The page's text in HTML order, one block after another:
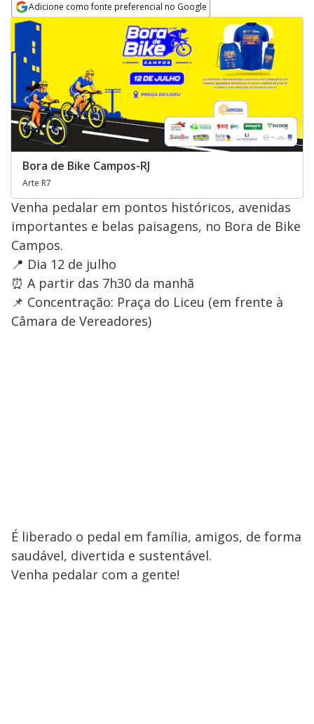
Adicione como fonte preferencial no Google
Opens in new window
Bora de Bike Campos-RJ
Arte R7
Venha pedalar em pontos históricos, avenidas
importantes e belas paisagens, no Bora de Bike
Campos.
📍 Dia 12 de julho
⏰ A partir das 7h30 da manhã
📌 Concentração: Praça do Liceu (em frente à
Câmara de Vereadores)
É liberado o pedal em família, amigos, de forma
saudável, divertida e sustentável.
Venha pedalar com a gente!